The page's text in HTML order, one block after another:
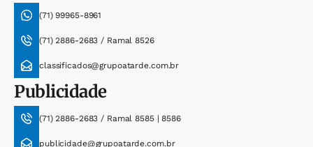
(71) 99965-8961
(71) 2886-2683 / Ramal 8526
classificados@grupoatarde.com.br
Publicidade
(71) 2886-2683 / Ramal 8585 | 8586
publicidade@grupoatarde.com.br